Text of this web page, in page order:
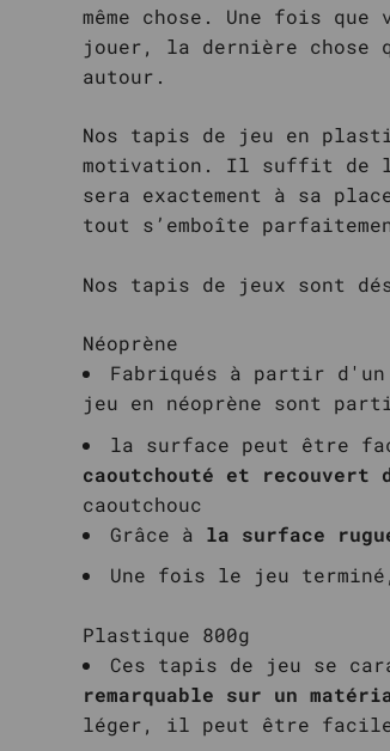
même chose. Une fois
jouer, la dernière chose
autour.
Nos tapis de jeu en
motivation. Il suffit de
sera exactement à sa
tout s’emboîte
Nos tapis de jeux sont
Néoprène
Fabriqués à partir d'un
jeu en néoprène sont
la surface peut être
caoutchouté et recouvert
caoutchouc
Grâce à
la surface
Une fois le jeu
Plastique 800g
Ces tapis de jeu se
remarquable sur un
léger, il peut être